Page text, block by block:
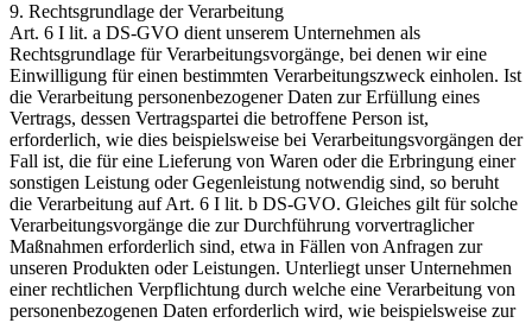
9. Rechtsgrundlage der Verarbeitung
Art. 6 I lit. a DS-GVO dient unserem Unternehmen als
Rechtsgrundlage für Verarbeitungsvorgänge, bei denen wir eine
Einwilligung für einen bestimmten Verarbeitungszweck einholen. Ist
die Verarbeitung personenbezogener Daten zur Erfüllung eines
Vertrags, dessen Vertragspartei die betroffene Person ist,
erforderlich, wie dies beispielsweise bei Verarbeitungsvorgängen der
Fall ist, die für eine Lieferung von Waren oder die Erbringung einer
sonstigen Leistung oder Gegenleistung notwendig sind, so beruht
die Verarbeitung auf Art. 6 I lit. b DS-GVO. Gleiches gilt für solche
Verarbeitungsvorgänge die zur Durchführung vorvertraglicher
Maßnahmen erforderlich sind, etwa in Fällen von Anfragen zur
unseren Produkten oder Leistungen. Unterliegt unser Unternehmen
einer rechtlichen Verpflichtung durch welche eine Verarbeitung von
personenbezogenen Daten erforderlich wird, wie beispielsweise zur